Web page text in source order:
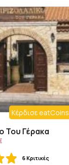
Κέρδισε eatCoins
Του Γέρακα
6 Κριτικές